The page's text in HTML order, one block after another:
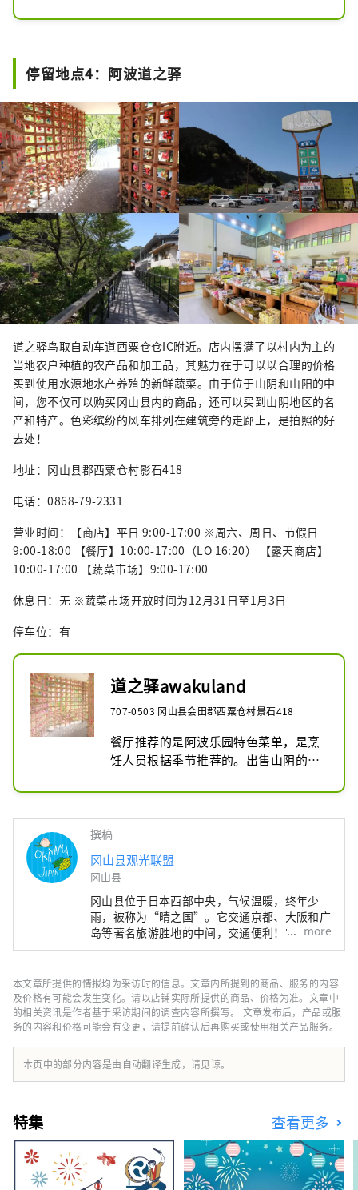
泡温泉。您还可以品尝到用村里猎人捕
有在这里才能品尝到的充满森林恩惠的
是浴盐，还有西粟仓丝柏的香味。
停留地点4：阿波道之驿
道之驿鸟取自动车道西粟仓仓IC附近。店内摆满了以村内为主的
当地农户种植的农产品和加工品，其魅力在于可以以合理的价格
买到使用水源地水产养殖的新鲜蔬菜。由于位于山阴和山阳的中
间，您不仅可以购买冈山县内的商品，还可以买到山阴地区的名
产和特产。色彩缤纷的风车排列在建筑旁的走廊上，是拍照的好
去处！
地址：冈山县郡西粟仓村影石418
电话：0868-79-2331
营业时间：【商店】平日 9:00-17:00 ※周六、周日、节假日
9:00-18:00 【餐厅】10:00-17:00（LO 16:20） 【露天商店】
10:00-17:00 【蔬菜市场】9:00-17:00
休息日：无 ※蔬菜市场开放时间为12月31日至1月3日
停车位：有
道之驿awakuland
707-0503 冈山县会田郡西粟仓村景石418
餐厅推荐的是阿波乐园特色菜单，是烹
饪人员根据季节推荐的。出售山阴的名
制品等各种土特产。
撰稿
冈山县观光联盟
冈山县
冈山县位于日本西部中央，气候温暖，终年少
雨，被称为“晴之国”。它交通京都、大阪和广
岛等著名旅游胜地的中间，交通便利！它也是经
由濑户通往四国的门户。 冈山县也被称为“水
水果，无论甜度、香气还是风味，都是最高品质
的。 您可以品尝白桃、麝香葡萄、先锋葡萄等
时令水果！ 冈山还拥有世界级的旅游景点，包
括冈山城、日本三大名园之一的冈山后乐园以及
拥有历史、文化和艺术的仓敷美观地区！
more
本文章所提供的情报均为采访时的信息。文章内所提到的商品、服务的内容
及价格有可能会发生变化。请以店铺实际所提供的商品、价格为准。文章中
的相关资讯是作者基于采访期间的调查内容所撰写。 文章发布后，产品或服
务的内容和价格可能会有变更，请提前确认后再购买或使用相关产品服务。
本页中的部分内容是由自动翻译生成，请见谅。
特集 查看更多